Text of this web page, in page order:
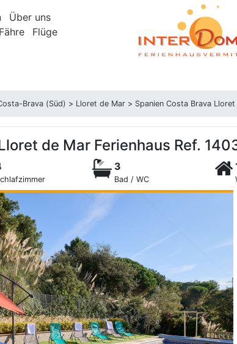
Über uns
Fähre Flüge
Brava (Süd) > Lloret de Mar > Spanien Costa Brava
de Mar Ferienhaus Ref.
3
Bad / WC